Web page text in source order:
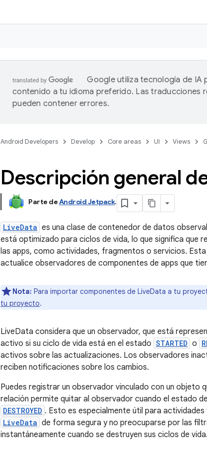
Google utiliza tecnología de IA
contenido a tu idioma preferido. Las traducciones
pueden contener errores.
Android Developers Develop Core areas UI Views
Descripción general
Parte deAndroid Jetpack.
LiveData es una clase de contenedor de datos
está optimizado para ciclos de vida, lo que significa que
las apps, como actividades, fragmentos o servicios.
actualice observadores de componentes de apps que
Nota: Para importar componentes de LiveData a tu
tu proyecto.
LiveData considera que un observador, que está
activo si su ciclo de vida está en el estado STARTED o
activos sobre las actualizaciones. Los observadores
reciben notificaciones sobre los cambios.
Puedes registrar un observador vinculado con un objeto
relación permite quitar al observador cuando el estado
DESTROYED . Esto es especialmente útil para
LiveData de forma segura y no preocuparse por las
instantáneamente cuando se destruyen sus ciclos de vida.